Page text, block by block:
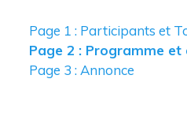
Page 1 : Participants et
Page 2 : Programme et
Page 3 : Annonce